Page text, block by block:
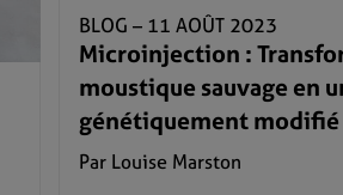
BLOG – 11 AOÛT 2023
Microinjection :
moustique sauvage en
génétiquement modifié
Par Louise Marston